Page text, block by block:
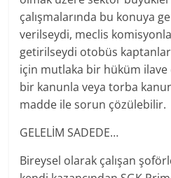
çalışmalarında bu konuya
verilseydi, meclis
getirilseydi otobüs
için mutlaka bir hüküm
bir kanunla veya torba
madde ile sorun çözülebilir.
GELELİM SADEDE…
Bireysel olarak çalışan